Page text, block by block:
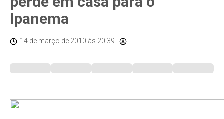
Ipanema
14 de março de 2010 às 20:39